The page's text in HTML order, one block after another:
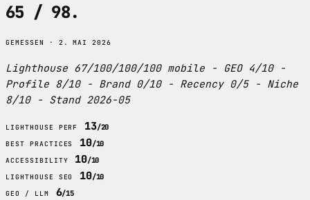
65 / 98.
GEMESSEN · 2. MAI 2026
Lighthouse 67/100/100/100 mobile - GEO 4/10 -
Profile 8/10 - Brand 0/10 - Recency 0/5 - Niche
8/10 - Stand 2026-05
LIGHTHOUSE PERF 13/20
BEST PRACTICES 10/10
ACCESSIBILITY 10/10
LIGHTHOUSE SEO 10/10
GEO / LLM 6/15